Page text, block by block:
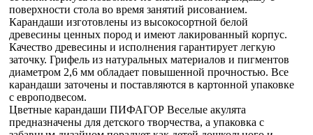
поверхности стола во время занятий рисованием.
Карандаши изготовлены из высокосортной белой
древесины ценных пород и имеют лакированный корпус.
Качество древесины и исполнения гарантирует легкую
заточку. Грифель из натуральных материалов и пигментов
диаметром 2,6 мм обладает повышенной прочностью. Все
карандаши заточены и поставляются в картонной упаковке
с европодвесом.
Цветные карандаши ПИФАГОР Веселые акулята
предназначены для детского творчества, а упаковка с